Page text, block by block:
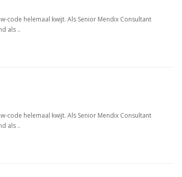
code helemaal kwijt. Als Senior Mendix Consultant
als ..
code helemaal kwijt. Als Senior Mendix Consultant
als ..